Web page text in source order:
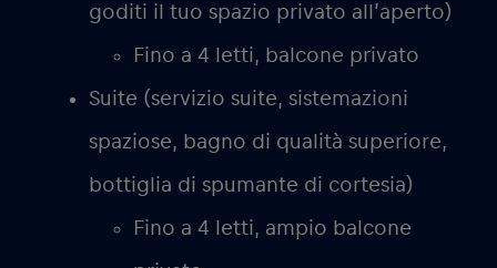
goditi il tuo spazio privato all’aperto)
Fino a 4 letti, balcone privato
Suite (servizio suite, sistemazioni
spaziose, bagno di qualità superiore,
bottiglia di spumante di cortesia)
Fino a 4 letti, ampio balcone